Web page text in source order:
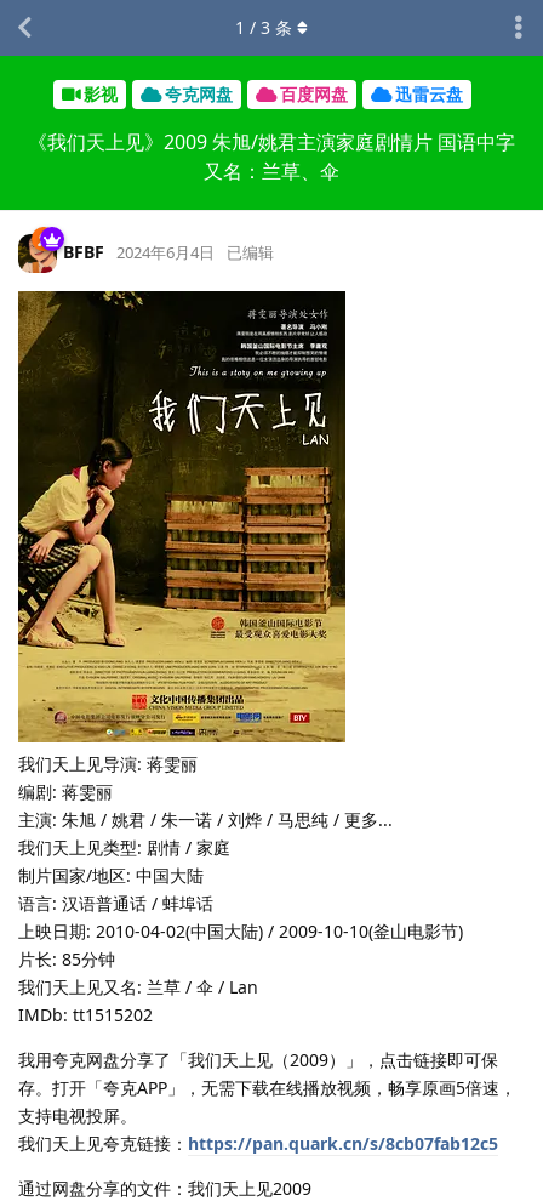
影视 夸克网盘 百度网盘 迅雷云盘
《我们天上见》2009 朱旭/姚君主演家庭剧情片 国语中字
又名：兰草、伞
1 / 3 条
BFBF 2024年6月4日 已编辑
我们天上见导演: 蒋雯丽
编剧: 蒋雯丽
主演: 朱旭 / 姚君 / 朱一诺 / 刘烨 / 马思纯 / 更多...
我们天上见类型: 剧情 / 家庭
制片国家/地区: 中国大陆
语言: 汉语普通话 / 蚌埠话
上映日期: 2010-04-02(中国大陆) / 2009-10-10(釜山电影节)
片长: 85分钟
我们天上见又名: 兰草 / 伞 / Lan
IMDb: tt1515202
我用夸克网盘分享了「我们天上见（2009）」，点击链接即可保
存。打开「夸克APP」，无需下载在线播放视频，畅享原画5倍速，
支持电视投屏。
我们天上见夸克链接： https://pan.quark.cn/s/8cb07fab12c5
通过网盘分享的文件：我们天上见2009